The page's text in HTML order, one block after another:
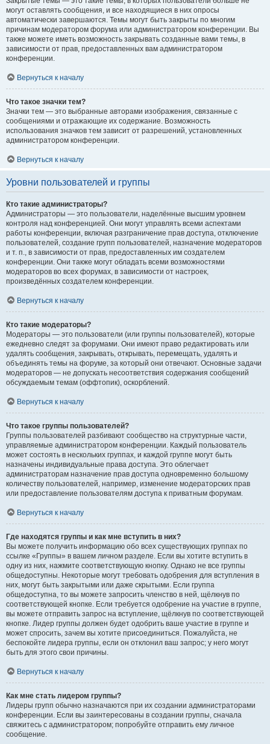
могут оставлять сообщения, и все находящиеся в них опросы
автоматически завершаются. Темы могут быть закрыты по многим
причинам модератором форума или администратором конференции. Вы
также можете иметь возможность закрывать созданные вами темы, в
зависимости от прав, предоставленных вам администратором
конференции.
Вернуться к началу
Что такое значки тем?
Значки тем — это выбранные авторами изображения, связанные с
сообщениями и отражающие их содержание. Возможность
использования значков тем зависит от разрешений, установленных
администратором конференции.
Вернуться к началу
Уровни пользователей и группы
Кто такие администраторы?
Администраторы — это пользователи, наделённые высшим уровнем
контроля над конференцией. Они могут управлять всеми аспектами
работы конференции, включая разграничение прав доступа, отключение
пользователей, создание групп пользователей, назначение модераторов
и т. п., в зависимости от прав, предоставленных им создателем
конференции. Они также могут обладать всеми возможностями
модераторов во всех форумах, в зависимости от настроек,
произведённых создателем конференции.
Вернуться к началу
Кто такие модераторы?
Модераторы — это пользователи (или группы пользователей), которые
ежедневно следят за форумами. Они имеют право редактировать или
удалять сообщения, закрывать, открывать, перемещать, удалять и
объединять темы на форуме, за который они отвечают. Основные задачи
модераторов — не допускать несоответствия содержания сообщений
обсуждаемым темам (оффтопик), оскорблений.
Вернуться к началу
Что такое группы пользователей?
Группы пользователей разбивают сообщество на структурные части,
управляемые администратором конференции. Каждый пользователь
может состоять в нескольких группах, и каждой группе могут быть
назначены индивидуальные права доступа. Это облегчает
администраторам назначение прав доступа одновременно большому
количеству пользователей, например, изменение модераторских прав
или предоставление пользователям доступа к приватным форумам.
Вернуться к началу
Где находятся группы и как мне вступить в них?
Вы можете получить информацию обо всех существующих группах по
ссылке «Группы» в вашем личном разделе. Если вы хотите вступить в
одну из них, нажмите соответствующую кнопку. Однако не все группы
общедоступны. Некоторые могут требовать одобрения для вступления в
них, могут быть закрытыми или даже скрытыми. Если группа
общедоступна, то вы можете запросить членство в ней, щёлкнув по
соответствующей кнопке. Если требуется одобрение на участие в группе,
вы можете отправить запрос на вступление, щёлкнув по соответствующей
кнопке. Лидер группы должен будет одобрить ваше участие в группе и
может спросить, зачем вы хотите присоединиться. Пожалуйста, не
беспокойте лидера группы, если он отклонил ваш запрос; у него могут
быть для этого свои причины.
Вернуться к началу
Как мне стать лидером группы?
Лидеры групп обычно назначаются при их создании администраторами
конференции. Если вы заинтересованы в создании группы, сначала
свяжитесь с администратором; попробуйте отправить ему личное
сообщение.